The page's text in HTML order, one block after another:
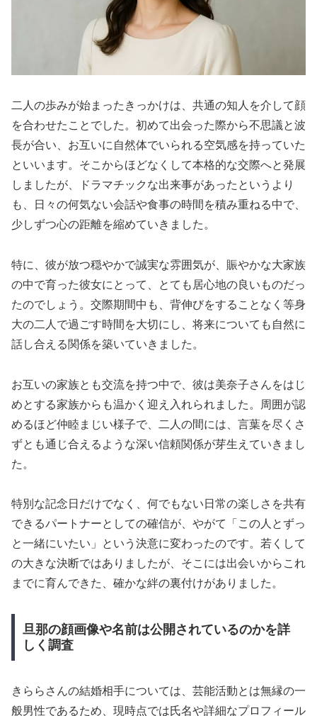
二人の歩みが始まったきっかけは、共通の知人を介して顔
を合わせたことでした。初めて出会った際から不思議と波
長が合い、お互いに自然体でいられる空気感を持っていた
といいます。そこからほどなくして本格的な交際へと発展
しましたが、ドラマチックな出来事があったというより
も、日々の何気ない会話や食事の時間を積み重ねる中で、
少しずつ心の距離を縮めていきました。
特に、彼が放つ穏やかで誠実な雰囲気が、賑やかな大家族
の中で育った彼女にとって、とても居心地の良いものだっ
たのでしょう。交際期間中も、背伸びをすることなく等身
大の二人で過ごす時間を大切にし、将来についても自然に
話し合える関係を築いていきました。
お互いの家族とも交流を持つ中で、彼は美奈子さんをはじ
めとする家族からも温かく迎え入れられました。周囲が認
めるほど仲睦まじい様子で、二人の間には、言葉を尽くさ
ずとも通じ合えるような深い信頼関係が芽生えていきまし
た。
特別な記念日だけでなく、何でもない日常の楽しさを共有
できるパートナーとしての確信が、やがて「この人とずっ
と一緒にいたい」という決意に変わったのです。若くして
の大きな決断ではありましたが、そこには出会いからこれ
までに育んできた、確かな絆の裏付けがありました。
旦那の顔画像や名前は公開されているのかを詳
しく調査
きららさんの結婚相手については、芸能活動とは無縁の一
般男性であるため、現時点では氏名や詳細なプロフィール